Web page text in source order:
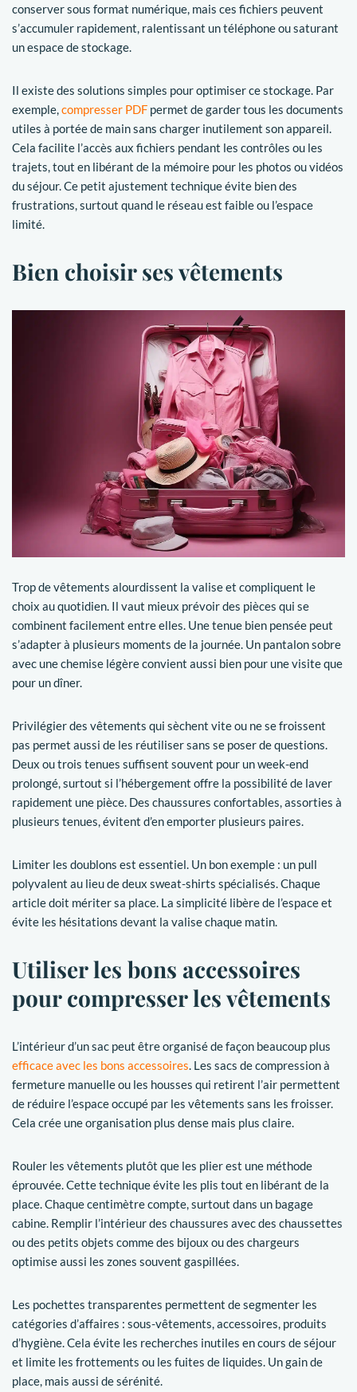
conserver sous format numérique, mais ces fichiers peuvent
s’accumuler rapidement, ralentissant un téléphone ou saturant
un espace de stockage.
Il existe des solutions simples pour optimiser ce stockage. Par
exemple,compresser PDF permet de garder tous les documents
utiles à portée de main sans charger inutilement son appareil.
Cela facilite l’accès aux fichiers pendant les contrôles ou les
trajets, tout en libérant de la mémoire pour les photos ou vidéos
du séjour. Ce petit ajustement technique évite bien des
frustrations, surtout quand le réseau est faible ou l’espace
limité.
Bien choisir ses vêtements
Trop de vêtements alourdissent la valise et compliquent le
choix au quotidien. Il vaut mieux prévoir des pièces qui se
combinent facilement entre elles. Une tenue bien pensée peut
s’adapter à plusieurs moments de la journée. Un pantalon sobre
avec une chemise légère convient aussi bien pour une visite que
pour un dîner.
Privilégier des vêtements qui sèchent vite ou ne se froissent
pas permet aussi de les réutiliser sans se poser de questions.
Deux ou trois tenues suffisent souvent pour un week-end
prolongé, surtout si l’hébergement offre la possibilité de laver
rapidement une pièce. Des chaussures confortables, assorties à
plusieurs tenues, évitent d’en emporter plusieurs paires.
Limiter les doublons est essentiel. Un bon exemple : un pull
polyvalent au lieu de deux sweat-shirts spécialisés. Chaque
article doit mériter sa place. La simplicité libère de l’espace et
évite les hésitations devant la valise chaque matin.
Utiliser les bons accessoires
pour compresser les vêtements
L’intérieur d’un sac peut être organisé de façon beaucoup plus
efficace avec les bons accessoires. Les sacs de compression à
fermeture manuelle ou les housses qui retirent l’air permettent
de réduire l’espace occupé par les vêtements sans les froisser.
Cela crée une organisation plus dense mais plus claire.
Rouler les vêtements plutôt que les plier est une méthode
éprouvée. Cette technique évite les plis tout en libérant de la
place. Chaque centimètre compte, surtout dans un bagage
cabine. Remplir l’intérieur des chaussures avec des chaussettes
ou des petits objets comme des bijoux ou des chargeurs
optimise aussi les zones souvent gaspillées.
Les pochettes transparentes permettent de segmenter les
catégories d’affaires : sous-vêtements, accessoires, produits
d’hygiène. Cela évite les recherches inutiles en cours de séjour
et limite les frottements ou les fuites de liquides. Un gain de
place, mais aussi de sérénité.